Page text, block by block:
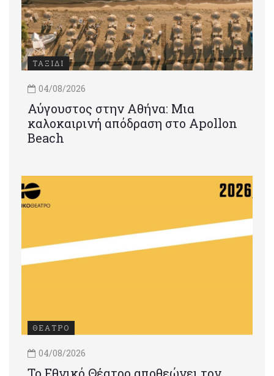
ΤΑΞΙΔΙ
04/08/2026
Αύγουστος στην Αθήνα: Μια
καλοκαιρινή απόδραση στο Apollon
Beach
ΘΕΑΤΡΟ
04/08/2026
Το Εθνικό Θέατρο αποθεώνει τον